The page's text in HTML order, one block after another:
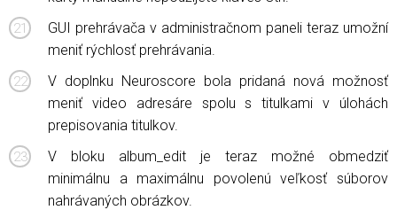
GUI prehrávača v administračnom paneli teraz umožní
meniť rýchlosť prehrávania.
V doplnku Neuroscore bola pridaná nová možnosť
meniť video adresáre spolu s titulkami v úlohách
prepisovania titulkov.
V bloku album_edit je teraz možné obmedziť
minimálnu a maximálnu povolenú veľkosť súborov
nahrávaných obrázkov.